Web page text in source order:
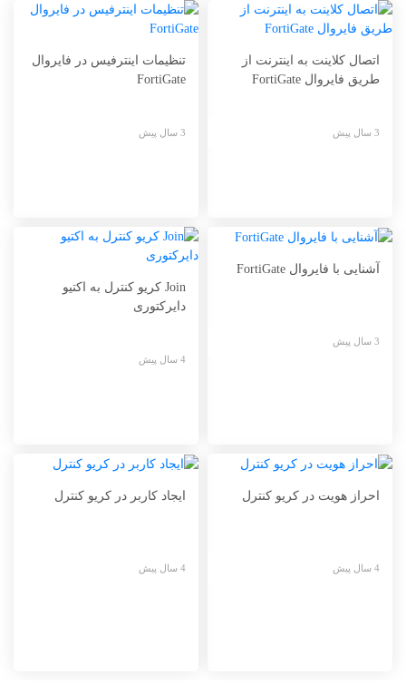
اتصال کلاینت به اینترنت از
طریق فایروال FortiGate
تنظیمات اینترفیس در فایروال
FortiGate
آشنایی با فایروال FortiGate
Join کریو کنترل به اکتیو
دایرکتوری
احراز هویت در کریو کنترل ایجاد کاربر در کریو کنترل